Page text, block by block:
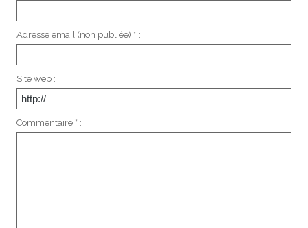
Adresse email (non publiée) * :
Site web :
Commentaire * :